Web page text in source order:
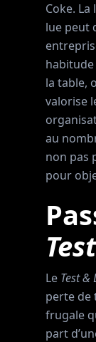
Coke.
lue peut
la table,
valorise
au
non pas
pour
Le Test &
perte de
frugale
part